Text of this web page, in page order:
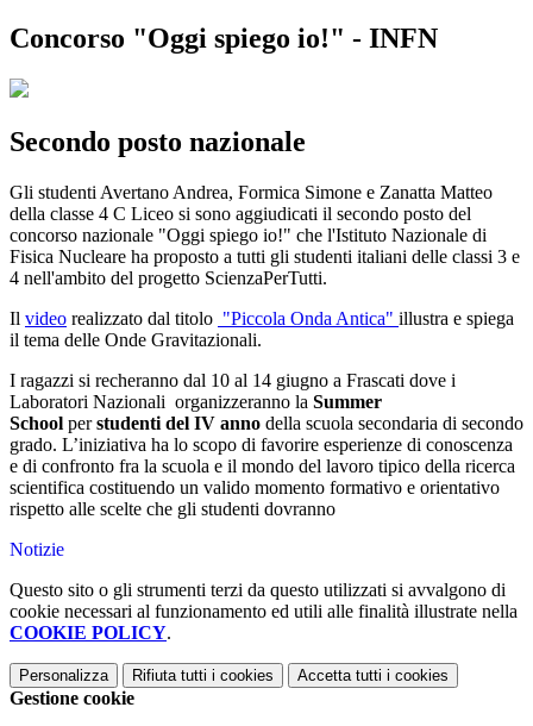
Concorso "Oggi spiego io!" - INFN
Secondo posto nazionale
Gli studenti Avertano Andrea, Formica Simone e Zanatta Matteo
della classe 4 C Liceo si sono aggiudicati il secondo posto del
concorso nazionale "Oggi spiego io!" che l'Istituto Nazionale di
Fisica Nucleare ha proposto a tutti gli studenti italiani delle classi 3 e
4 nell'ambito del progetto ScienzaPerTutti.
Il video realizzato dal titolo "Piccola Onda Antica" illustra e spiega
il tema delle Onde Gravitazionali.
I ragazzi si recheranno dal 10 al 14 giugno a Frascati dove i
Laboratori Nazionali organizzeranno la Summer
School perstudenti del IV anno della scuola secondaria di secondo
grado. L’iniziativa ha lo scopo di favorire esperienze di conoscenza
e di confronto fra la scuola e il mondo del lavoro tipico della ricerca
scientifica costituendo un valido momento formativo e orientativo
rispetto alle scelte che gli studenti dovranno
Notizie
Questo sito o gli strumenti terzi da questo utilizzati si avvalgono di
cookie necessari al funzionamento ed utili alle finalità illustrate nella
COOKIE POLICY.
Personalizza Rifiuta tutti i cookies Accetta tutti i cookies
Gestione cookie